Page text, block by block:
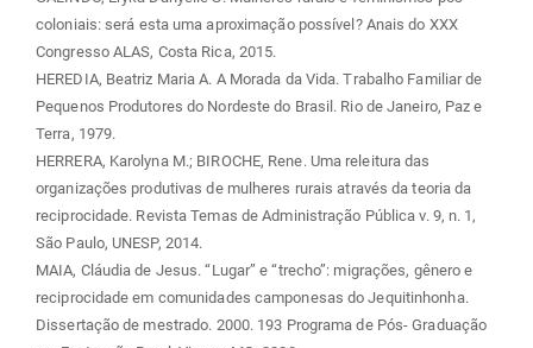
coloniais: será esta uma aproximação possível? Anais do XXX
Congresso ALAS, Costa Rica, 2015.
HEREDIA, Beatriz Maria A. A Morada da Vida. Trabalho Familiar de
Pequenos Produtores do Nordeste do Brasil. Rio de Janeiro, Paz e
Terra, 1979.
HERRERA, Karolyna M.; BIROCHE, Rene. Uma releitura das
organizações produtivas de mulheres rurais através da teoria da
reciprocidade. Revista Temas de Administração Pública v. 9, n. 1,
São Paulo, UNESP, 2014.
MAIA, Cláudia de Jesus. “Lugar” e “trecho”: migrações, gênero e
reciprocidade em comunidades camponesas do Jequitinhonha.
Dissertação de mestrado. 2000. 193 Programa de Pós- Graduação